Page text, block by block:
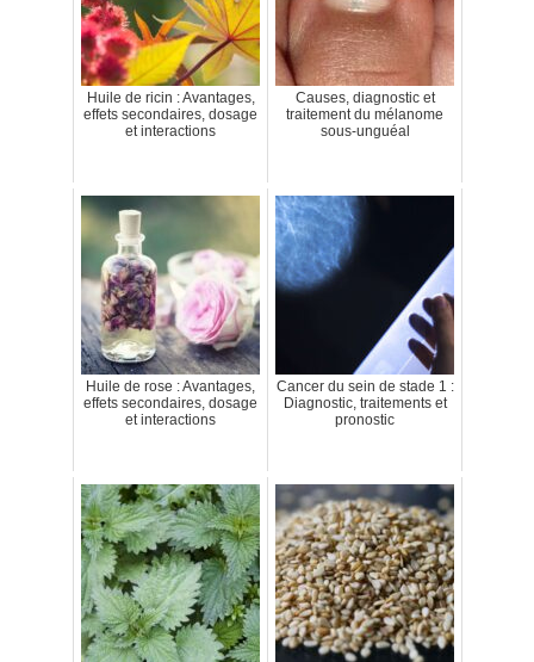
Huile de ricin : Avantages,
effets secondaires, dosage
et interactions
Causes, diagnostic et
traitement du mélanome
sous-unguéal
Huile de rose : Avantages,
effets secondaires, dosage
et interactions
Cancer du sein de stade 1 :
Diagnostic, traitements et
pronostic